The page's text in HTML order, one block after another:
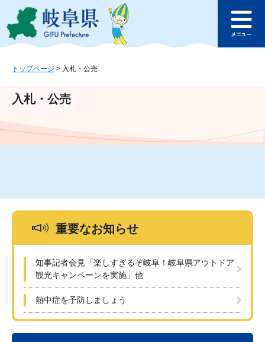
ジ
ュ
文
このページの本文へ
ュ
トップページ > 入札・公売
入札・公売
重要なお知らせ
知事記者会見「楽しすぎるぞ岐阜！岐阜県アウトドア
観光キャンペーンを実施」他
熱中症を予防しましょう